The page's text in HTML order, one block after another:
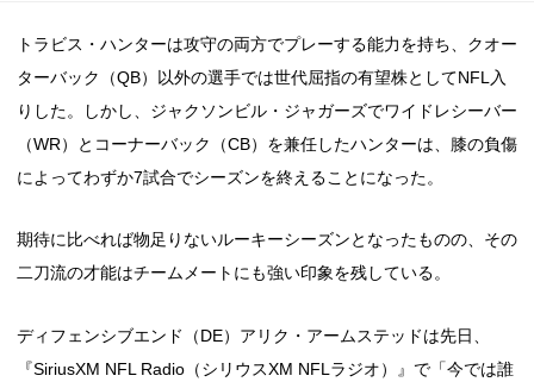
トラビス・ハンターは攻守の両方でプレーする能力を持ち、クオー
ターバック（QB）以外の選手では世代屈指の有望株としてNFL入
りした。しかし、ジャクソンビル・ジャガーズでワイドレシーバー
（WR）とコーナーバック（CB）を兼任したハンターは、膝の負傷
によってわずか7試合でシーズンを終えることになった。
期待に比べれば物足りないルーキーシーズンとなったものの、その
二刀流の才能はチームメートにも強い印象を残している。
ディフェンシブエンド（DE）アリク・アームステッドは先日、
『SiriusXM NFL Radio（シリウスXM NFLラジオ）』で「今では誰